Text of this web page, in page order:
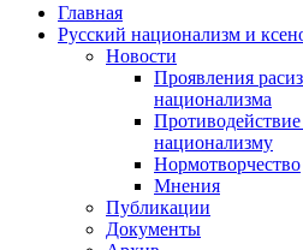
Главная
Русский национализм и
Новости
Проявления
национализма
национализму
Нормотворчество
Мнения
Публикации
Документы